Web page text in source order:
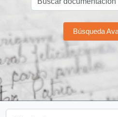
Búsqueda